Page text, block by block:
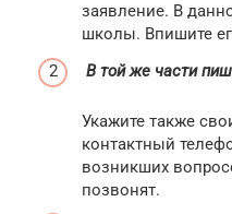
заявление. В
школы. Впишите
В той же части
Укажите также
контактный
возникших
позвонят.